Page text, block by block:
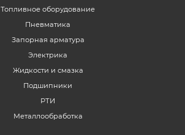
Топливное оборудование
Пневматика
Запорная арматура
Электрика
Жидкости и смазка
Подшипники
РТИ
Металлообработка